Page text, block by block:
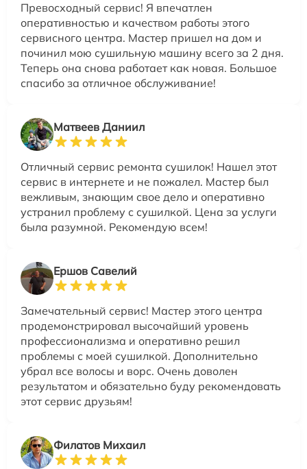
Превосходный сервис! Я впечатлен
оперативностью и качеством работы этого
сервисного центра. Мастер пришел на дом и
починил мою сушильную машину всего за 2 дня.
Теперь она снова работает как новая. Большое
спасибо за отличное обслуживание!
Матвеев Даниил
Отличный сервис ремонта сушилок! Нашел этот
сервис в интернете и не пожалел. Мастер был
вежливым, знающим свое дело и оперативно
устранил проблему с сушилкой. Цена за услуги
была разумной. Рекомендую всем!
Ершов Савелий
Замечательный сервис! Мастер этого центра
продемонстрировал высочайший уровень
профессионализма и оперативно решил
проблемы с моей сушилкой. Дополнительно
убрал все волосы и ворс. Очень доволен
результатом и обязательно буду рекомендовать
этот сервис друзьям!
Филатов Михаил